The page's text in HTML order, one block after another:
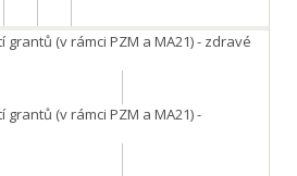
grantů (v rámci PZM a MA21) - zdravé
(v rámci PZM a MA21) -